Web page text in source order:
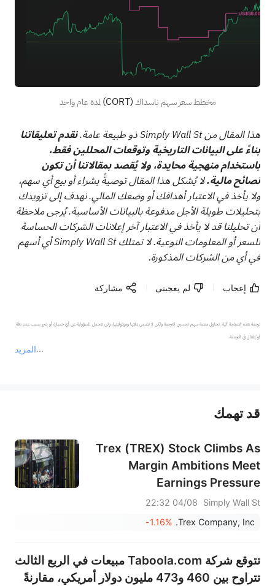
مخطط سعر سهم ناسداك(CORT)لمدة عام واحد
هذا المقال من Simply Wall St ذو طبيعة عامة.
نقدم تعليقاتنا
بناءً على البيانات التاريخية وتوقعات المحللين فقط،
باستخدام منهجية محايدة، ولا يُقصد بمقالاتنا أن تكون
نصائح مالية.لا يُشكل هذا المقال توصيةً بشراء أو بيع أي سهم،
ولا يأخذ في الاعتبار أهدافك أو وضعك المالي. نهدف إلى تزويدك
بتحليلات طويلة الأجل مدفوعة بالبيانات الأساسية. يُرجى ملاحظة
أن تحليلنا قد لا يأخذ في الاعتبار آخر إعلانات الشركات الحساسة
للسعر أو المعلومات النوعية. لا تمتلك Simply Wall St أي أسهم
في أي من الشركات المذكورة.
إعجاب لم يعجبنى مشاركة
المزيد
ترجمة هذه الصفحة آلية. تحاول منصة سهم تحسين الترجمة ولكن لا تضمن دقتها وموثوقيتها، ولن تتحمل المسؤولية عن أي خسارة أو ضرر بسبب عدم دقة
أو إغفال في الترجمة.
عند الضرورة، يرجى استشارة مستشار استثمار محترف. لا تقدم منصة سهم أي مشورة استثمارية، ولا تقدم أي التزامات أو ضمانات.
قد تهمك
Trex (TREX) Stock Climbs As
Margin Ambitions Meet
Earnings Pressure
Simply Wall St
04/08 22:32
Trex Company, Inc.
-1.16%
تتوقع شركة Taboola.com مبيعات في الربع الثالث
تتراوح بين 460 و473 مليون دولار أمريكي، مقارنةً